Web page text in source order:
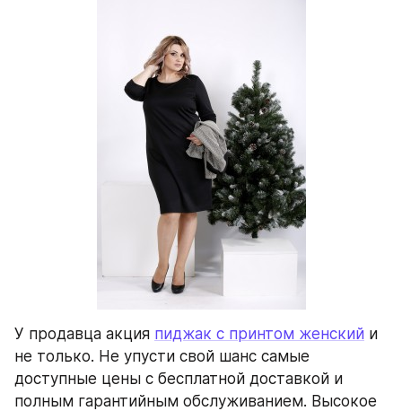
У продавца акция пиджак с принтом женский и
не только. Не упусти свой шанс самые
доступные цены с бесплатной доставкой и
полным гарантийным обслуживанием. Высокое